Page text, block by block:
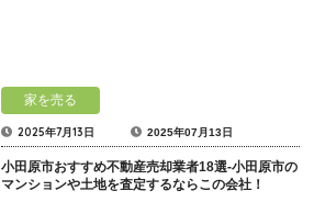
家を売る
2025年7月13日 2025年07月13日
小田原市おすすめ不動産売却業者18選-小田原市の
マンションや土地を査定するならこの会社！